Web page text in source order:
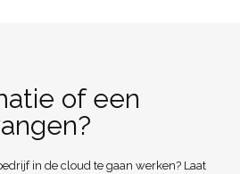
of een
in de cloud te gaan werken? Laat